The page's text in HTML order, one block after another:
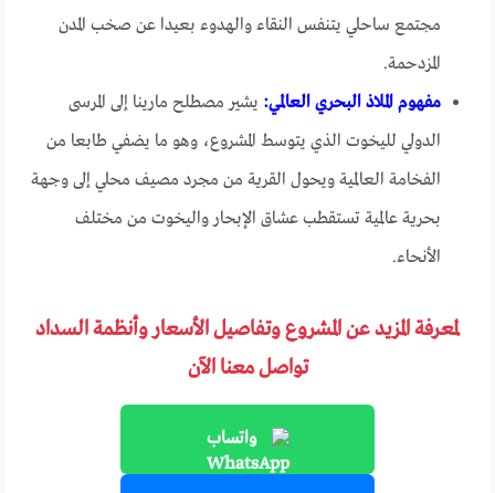
مجتمع ساحلي يتنفس النقاء والهدوء بعيدا عن صخب المدن
المزدحمة.
مفهوم الملاذ البحري العالمي: يشير مصطلح مارينا إلى المرسى
الدولي لليخوت الذي يتوسط المشروع، وهو ما يضفي طابعا من
الفخامة العالمية ويحول القرية من مجرد مصيف محلي إلى وجهة
بحرية عالمية تستقطب عشاق الإبحار واليخوت من مختلف
الأنحاء.
لمعرفة المزيد عن المشروع وتفاصيل الأسعار وأنظمة السداد
تواصل معنا الآن
واتساب